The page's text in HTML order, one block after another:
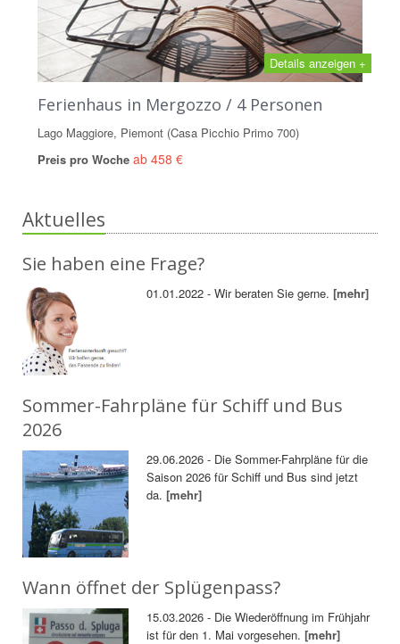
Details anzeigen +
Ferienhaus in Mergozzo / 4 Personen
Lago Maggiore, Piemont (Casa Picchio Primo 700)
Preis pro Woche ab 458 €
Aktuelles
Sie haben eine Frage?
01.01.2022 - Wir beraten Sie gerne.[mehr]
Sommer-Fahrpläne für Schiff und Bus
2026
29.06.2026 - Die Sommer-Fahrpläne für die
Saison 2026 für Schiff und Bus sind jetzt
da.[mehr]
Wann öffnet der Splügenpass?
15.03.2026 - Die Wiederöffnung im Frühjahr
ist für den 1. Mai vorgesehen.[mehr]